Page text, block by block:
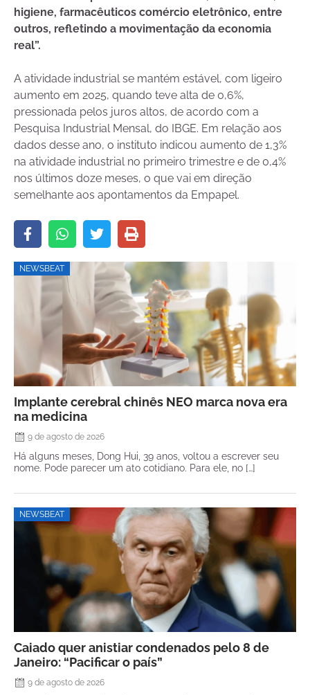
higiene, farmacêuticos comércio eletrônico, entre
outros, refletindo a movimentação da economia
real”.
A atividade industrial se mantém estável, com ligeiro
aumento em 2025, quando teve alta de 0,6%,
pressionada pelos juros altos, de acordo com a
Pesquisa Industrial Mensal, do IBGE. Em relação aos
dados desse ano, o instituto indicou aumento de 1,3%
na atividade industrial no primeiro trimestre e de 0,4%
nos últimos doze meses, o que vai em direção
semelhante aos apontamentos da Empapel.
NEWSBEAT
Implante cerebral chinês NEO marca nova era
na medicina
9 de agosto de 2026
Há alguns meses, Dong Hui, 39 anos, voltou a escrever seu
nome. Pode parecer um ato cotidiano. Para ele, no […]
NEWSBEAT
Caiado quer anistiar condenados pelo 8 de
Janeiro: “Pacificar o país”
9 de agosto de 2026